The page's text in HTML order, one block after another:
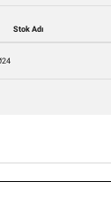
Stok Adı